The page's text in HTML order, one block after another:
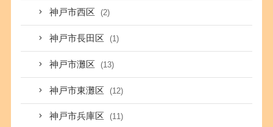
神戸市西区 (2)
神戸市長田区 (1)
神戸市灘区 (13)
神戸市東灘区 (12)
神戸市兵庫区 (11)